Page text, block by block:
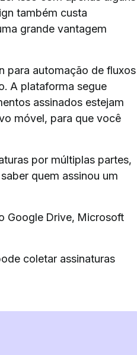
também custa
grande vantagem
para automação de fluxos
A plataforma segue
assinados estejam
móvel, para que você
por múltiplas partes,
quem assinou um
Google Drive, Microsoft
coletar assinaturas